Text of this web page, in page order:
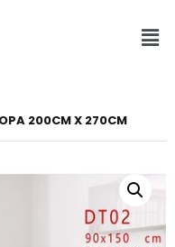
200CM X 270CM